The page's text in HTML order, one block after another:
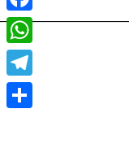
Facebook
WhatsApp
Telegram